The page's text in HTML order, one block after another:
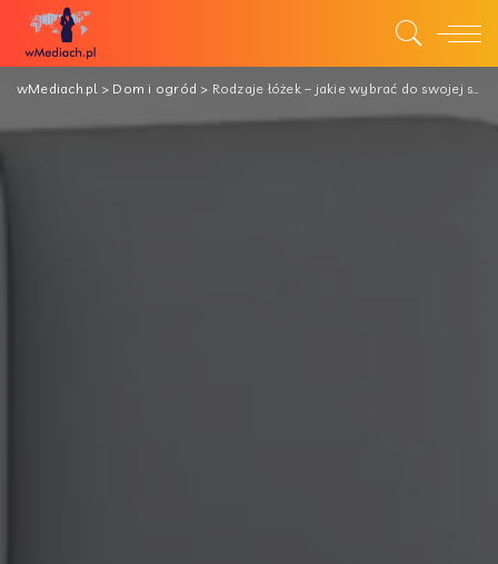
wMediach.pl> Dom i ogród > Rodzaje łóżek – jakie wybrać do swojej sypialni?